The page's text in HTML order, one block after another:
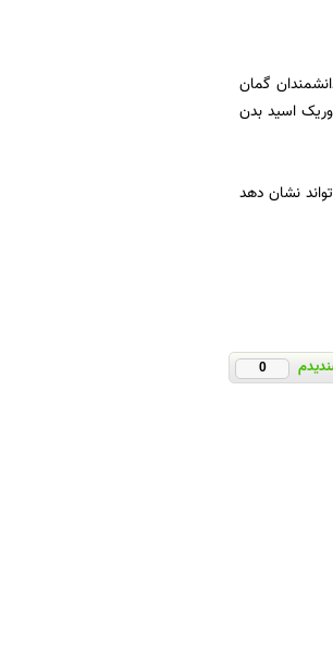
گمان
اسید بدن
نشان دهد
0